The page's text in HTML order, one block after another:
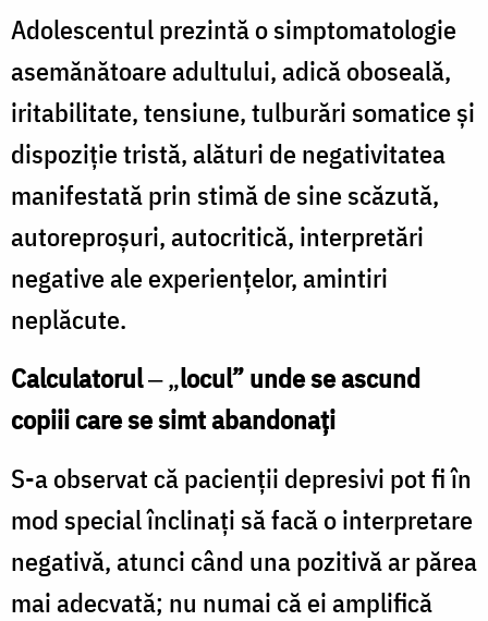
Adolescentul prezintă o simptomatologie
asemănătoare adultului, adică oboseală,
iritabilitate, tensiune, tulburări somatice şi
dispoziţie tristă, alături de negativitatea
manifestată prin stimă de sine scăzută,
autoreproşuri, autocritică, interpretări
negative ale experienţelor, amintiri
neplăcute.
Calculatorul‒„locul” unde se ascund
copiii care se simt abandonaţi
S-a observat că pacienţii depresivi pot fi în
mod special înclinaţi să facă o interpretare
negativă, atunci când una pozitivă ar părea
mai adecvată; nu numai că ei amplifică